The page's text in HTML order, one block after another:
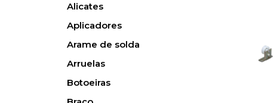
Alicates
Aplicadores
Arame de solda
Arruelas
Botoeiras